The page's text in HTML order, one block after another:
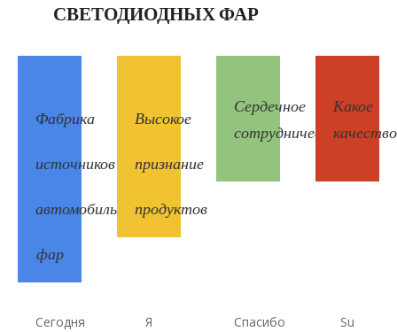
СВЕТОДИОДНЫХ ФАР
Фабрика
источников
автомобильных
фар
Высокое
признание
продуктов
Сердечное
сотрудничество
Какое
Сегодня
Я
Спасибо
Su